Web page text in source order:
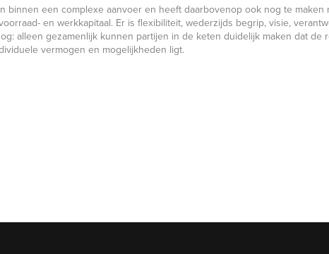
een complexe aanvoer en heeft daarbovenop ook nog te maken
en werkkapitaal. Er is flexibiliteit, wederzijds begrip, visie,
alleen gezamenlijk kunnen partijen in de keten duidelijk maken dat de
vermogen en mogelijkheden ligt.